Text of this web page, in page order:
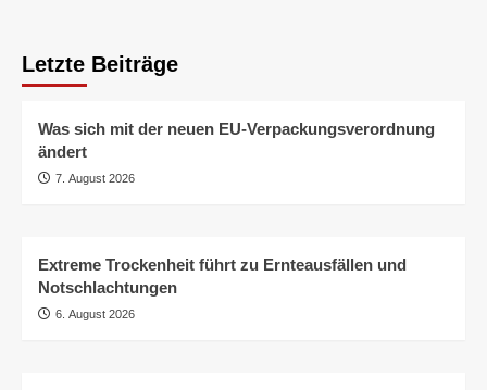
Letzte Beiträge
Was sich mit der neuen EU-Verpackungsverordnung
ändert
7. August 2026
Extreme Trockenheit führt zu Ernteausfällen und
Notschlachtungen
6. August 2026